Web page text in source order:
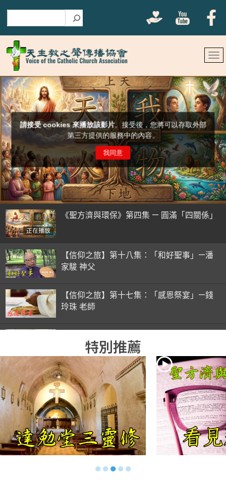
正在播放
《聖方濟與環保》第四集 — 圓滿「四關係」
【信仰之旅】第十八集：「和好聖事」—潘
家駿 神父
【信仰之旅】第十七集：「感恩祭宴」—錢
玲珠 老師
錢玲珠 老師
【信仰之旅】第十五集：「入門聖事」—錢
玲珠 老師
【信仰之旅】第十四集：「天主十誡(下)」
—金毓瑋 神父
【信仰之旅】第十三集：「天主十誡(上)」
—金毓瑋 神父
特別推薦
●●●●●